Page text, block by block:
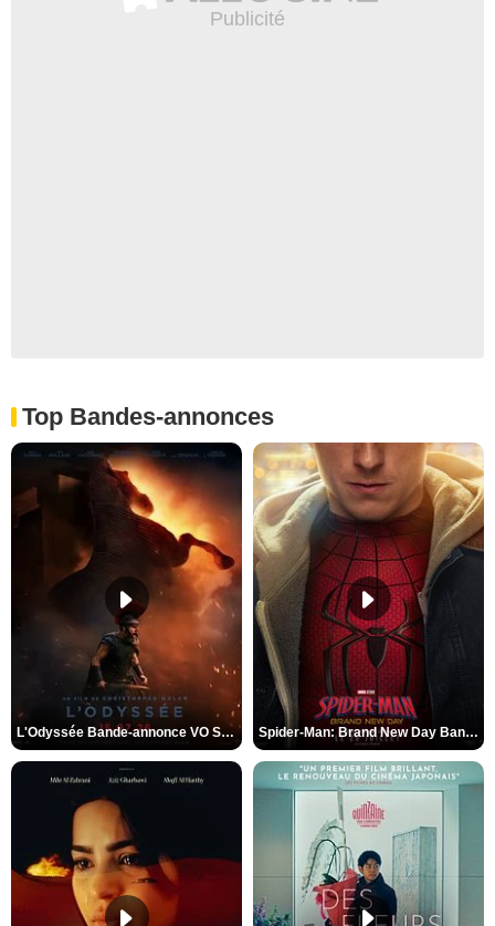
Top Bandes-annonces
L'Odyssée Bande-annonce VO STFR Spider-Man: Brand New Day Bande-annonce VO STFR